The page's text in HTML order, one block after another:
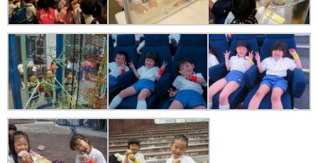
お問い合わせ
医師の許可証
勤務証明書
苦情解決公表
法人詳細情報